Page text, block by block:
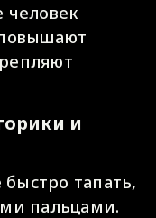
человек
и
тапать,
пальцами.